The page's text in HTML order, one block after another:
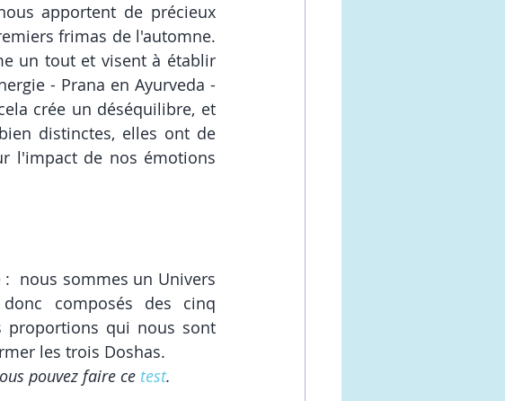
apportent de précieux
frimas de l'automne.
un tout et visent à établir
- Prana en Ayurveda -
crée un déséquilibre, et
distinctes, elles ont de
l'impact de nos émotions
nous sommes un Univers
composés des cinq
proportions qui nous sont
les trois Doshas.
pouvez faire ce test.